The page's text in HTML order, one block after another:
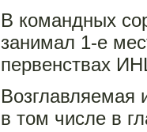
В командных
занимал 1-е
первенствах
Возглавляемая
в том числе в